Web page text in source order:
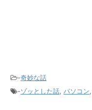
-奇妙な話
-ゾッとした話, パソコン,